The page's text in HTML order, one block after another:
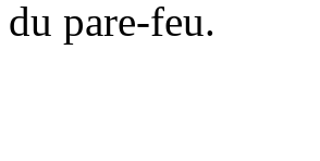
du pare-feu.